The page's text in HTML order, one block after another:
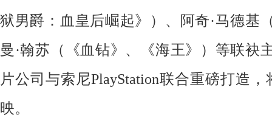
狱男爵：血皇后崛起》）、阿奇·马德基
曼·翰苏（《血钻》、《海王》）等联袂
片公司与索尼PlayStation联合重磅打造
映。